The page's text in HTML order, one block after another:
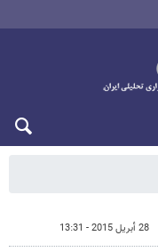
28 أبريل 2015 - 13:31